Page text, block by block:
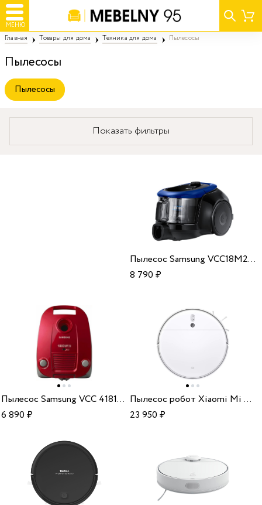
МЕНЮ
Главная Товары для дома Техника для дома Пылесосы
Пылесосы
Пылесосы
Показать фильтры
Пылесос Samsung VCC18M2110SB
8 790₽
Пылесос Samsung VCC 4181V37
6 890₽
Пылесос робот Xiaomi Mi Robot Vacuum-Mop 2 EU BHR5055EU
23 950₽